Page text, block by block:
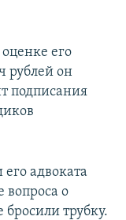
его
рублей он
подписания
адвоката
вопроса о
бросили трубку.